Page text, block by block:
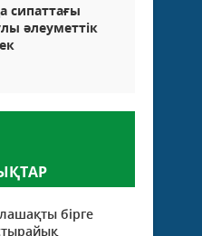
сипаттағы
әлеуметтік
бірге